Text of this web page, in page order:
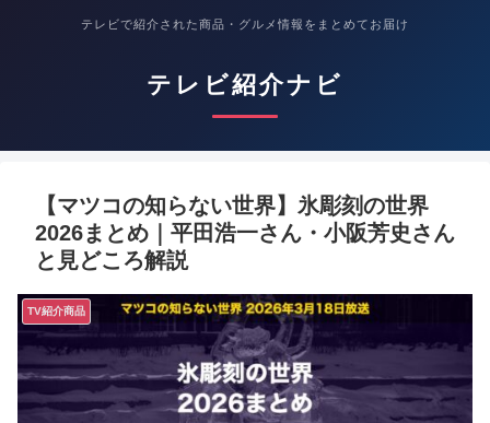
テレビで紹介された商品・グルメ情報をまとめてお届け
テレビ紹介ナビ
【マツコの知らない世界】氷彫刻の世界
2026まとめ｜平田浩一さん・小阪芳史さん
と見どころ解説
TV紹介商品